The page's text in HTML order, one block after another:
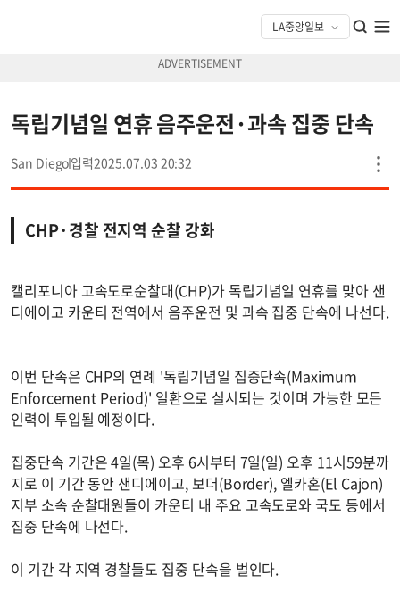
독립기념일 연휴 음주운전·과속 집중 단속
San Diego 2025.07.03 20:32
CHP·경찰 전지역 순찰 강화
캘리포니아 고속도로순찰대(CHP)가 독립기념일 연휴를 맞아 샌
디에이고 카운티 전역에서 음주운전 및 과속 집중 단속에 나선다.
이번 단속은 CHP의 연례 '독립기념일 집중단속(Maximum
Enforcement Period)' 일환으로 실시되는 것이며 가능한 모든
인력이 투입될 예정이다.
집중단속 기간은 4일(목) 오후 6시부터 7일(일) 오후 11시59분까
지로 이 기간 동안 샌디에이고, 보더(Border), 엘카혼(El Cajon)
지부 소속 순찰대원들이 카운티 내 주요 고속도로와 국도 등에서
집중 단속에 나선다.
이 기간 각 지역 경찰들도 집중 단속을 벌인다.